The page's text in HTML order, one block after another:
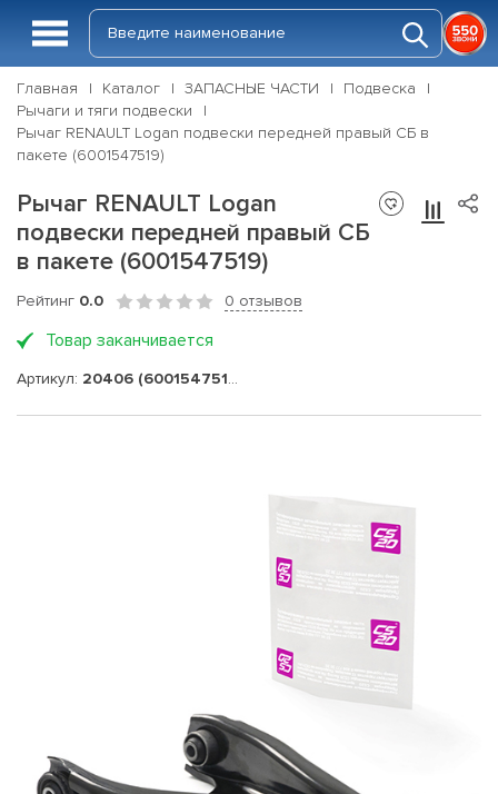
Главная Каталог ЗАПАСНЫЕ ЧАСТИ
Подвеска
Рычаги и тяги подвески
Рычаг RENAULT Logan подвески передней правый СБ в
пакете (6001547519)
Рычаг RENAULT Logan
подвески передней правый СБ
в пакете (6001547519)
Рейтинг 0.0 0 отзывов
Товар заканчивается
Артикул: 20406 (6001547519)